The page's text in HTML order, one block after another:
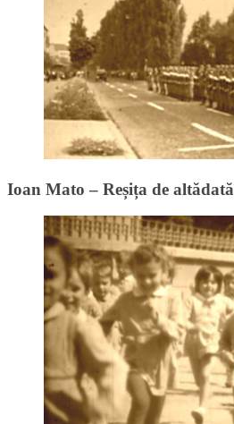
Ioan Mato – Reșița de altădată